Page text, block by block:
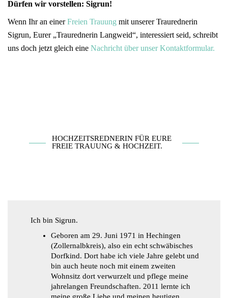
Dürfen wir vorstellen: Sigrun!
Wenn Ihr an einerFreien Trauung mit unserer Traurednerin
Sigrun, Eurer „Traurednerin Langweid“, interessiert seid, schreibt
uns doch jetzt gleich eine Nachricht über unser Kontaktformular.
HOCHZEITSREDNERIN FÜR EURE
FREIE TRAUUNG & HOCHZEIT.
Ich bin Sigrun.
Geboren am 29. Juni 1971 in Hechingen
(Zollernalbkreis), also ein echt schwäbisches
Dorfkind. Dort habe ich viele Jahre gelebt und
bin auch heute noch mit einem zweiten
Wohnsitz dort verwurzelt und pflege meine
jahrelangen Freundschaften. 2011 lernte ich
meine große Liebe und meinen heutigen